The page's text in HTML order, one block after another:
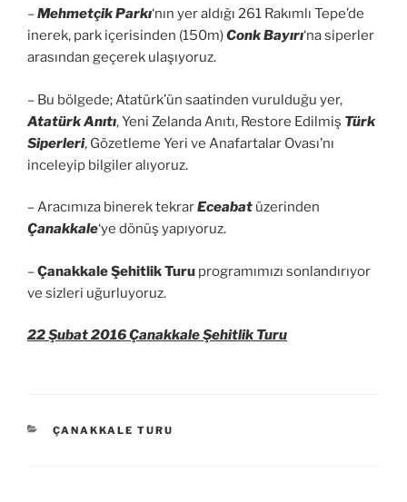
–Mehmetçik Parkı‘nın yer aldığı 261 Rakımlı Tepe’de
inerek, park içerisinden (150m)Conk Bayırı‘na siperler
arasından geçerek ulaşıyoruz.
– Bu bölgede; Atatürk’ün saatinden vurulduğu yer,
Atatürk Anıtı, Yeni Zelanda Anıtı, Restore Edilmiş Türk
Siperleri, Gözetleme Yeri ve Anafartalar Ovası’nı
inceleyip bilgiler alıyoruz.
– Aracımıza binerek tekrarEceabat üzerinden
Çanakkale‘ye dönüş yapıyoruz.
–Çanakkale Şehitlik Turu programımızı sonlandırıyor
ve sizleri uğurluyoruz.
22 Şubat 2016 Çanakkale Şehitlik Turu
KATEGORILER
ÇANAKKALE TURU